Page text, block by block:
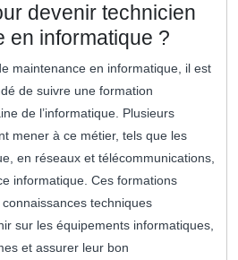
devenir technicien
en informatique ?
maintenance en informatique, il est
de suivre une formation
de l’informatique. Plusieurs
mener à ce métier, tels que les
en réseaux et télécommunications,
informatique. Ces formations
techniques
sur les équipements informatiques,
et assurer leur bon